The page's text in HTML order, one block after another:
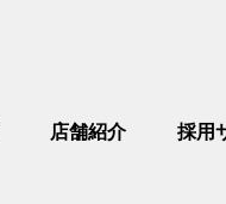
店舗紹介 採用